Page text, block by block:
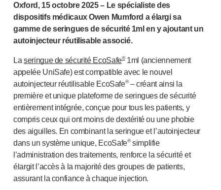
Neuropen®
Monofilaments Neuropen®
Neurotips
Dispositifs d’
Aidaptus autoinjecteur
EcoSafe®seringue de sécurité
Autoinjecteur réutilisable EcoSafe®companion
Autoject®2
Autopen®
Systèmes d’administration de médicaments
NOS PLATEFORMES
Aidaptus®autoinjecteur
®
®
seringue de sécurité
Autoinjecteur réutilisable EcoSafe
Oxford, 15 octobre 2025 – Le spécialiste des
dispositifs médicaux Owen Mumford a élargi sa
gamme de seringues de sécurité 1ml en y ajoutant un
autoinjecteur réutilisable associé.
Laseringue de sécurité EcoSafe®1ml (anciennement
appelée UniSafe) est compatible avec le nouvel
autoinjecteur réutilisable EcoSafe®– créant ainsi la
première et unique plateforme de seringues de sécurité
entièrement intégrée, conçue pour tous les patients, y
compris ceux qui ont moins de dextérité ou une phobie
des aiguilles. En combinant la seringue et l’autoinjecteur
dans un système unique, EcoSafe®simplifie
l’administration des traitements, renforce la sécurité et
élargit l’accès à la majorité des groupes de patients,
assurant la confiance à chaque injection.